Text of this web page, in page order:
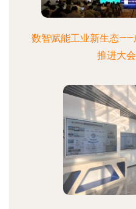
数智赋能工业新生态——
推进大